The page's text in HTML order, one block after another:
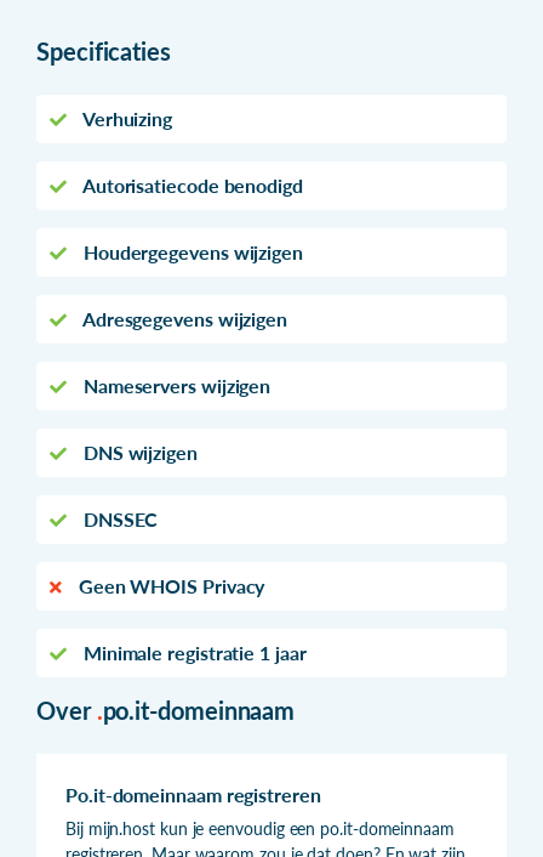
Specificaties
Verhuizing
Autorisatiecode benodigd
Houdergegevens wijzigen
Adresgegevens wijzigen
Nameservers wijzigen
DNS wijzigen
DNSSEC
Geen WHOIS Privacy
Minimale registratie 1 jaar
Over .po.it-domeinnaam
Po.it-domeinnaam registreren
Bij mijn.host kun je eenvoudig een po.it-domeinnaam